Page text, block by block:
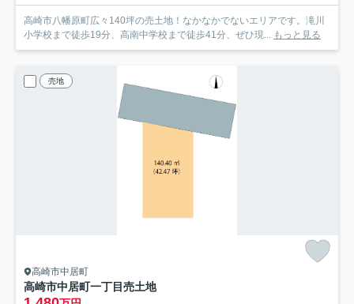
高崎市八幡原町広々140坪の売土地！なかなかでないエリアです。滝川
小学校まで徒歩19分、高南中学校まで徒歩41分、ぜひ現...
もっと見る
売地
高崎市中居町
高崎市中居町一丁目売土地